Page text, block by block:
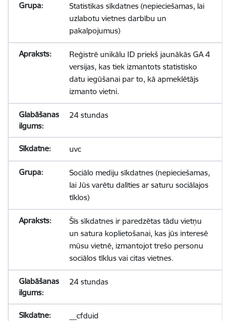
Statistikas sīkdatnes (nepieciešamas, lai
uzlabotu vietnes darbību un
pakalpojumus)
Reģistrē unikālu ID priekš jaunākās GA 4
versijas, kas tiek izmantots statistisko
datu iegūšanai par to, kā apmeklētājs
izmanto vietni.
24 stundas
uvc
Sociālo mediju sīkdatnes (nepieciešamas,
lai Jūs varētu dalīties ar saturu sociālajos
tīklos)
Šīs sīkdatnes ir paredzētas tādu vietņu
un satura koplietošanai, kas jūs interesē
mūsu vietnē, izmantojot trešo personu
sociālos tīklus vai citas vietnes.
24 stundas
__cfduid